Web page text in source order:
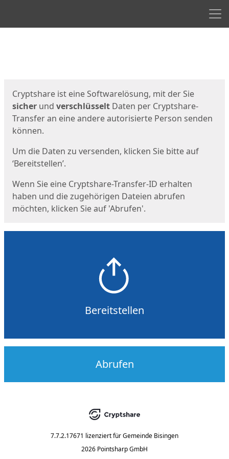
Cryptshare ist eine Softwarelösung, mit der Sie
sicher und verschlüsselt Daten per Cryptshare-
Transfer an eine andere autorisierte Person senden
können.
Um die Daten zu versenden, klicken Sie bitte auf
‘Bereitstellen’.
Wenn Sie eine Cryptshare-Transfer-ID erhalten
haben und die zugehörigen Dateien abrufen
möchten, klicken Sie auf 'Abrufen'.
Bereitstellen
Abrufen
7.7.2.17671 lizenziert fürGemeinde Bisingen
2026 Pointsharp GmbH